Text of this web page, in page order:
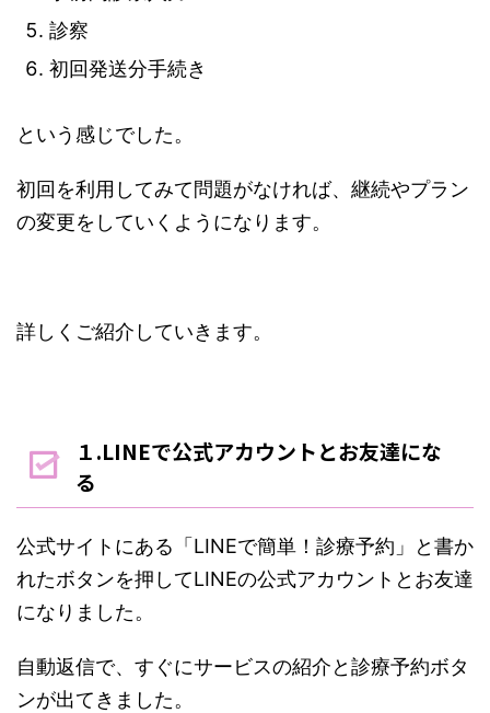
診察
初回発送分手続き
という感じでした。
初回を利用してみて問題がなければ、継続やプラン
の変更をしていくようになります。
詳しくご紹介していきます。
１.LINEで公式アカウントとお友達にな
る
公式サイトにある「LINEで簡単！診療予約」と書か
れたボタンを押してLINEの公式アカウントとお友達
になりました。
自動返信で、すぐにサービスの紹介と診療予約ボタ
ンが出てきました。